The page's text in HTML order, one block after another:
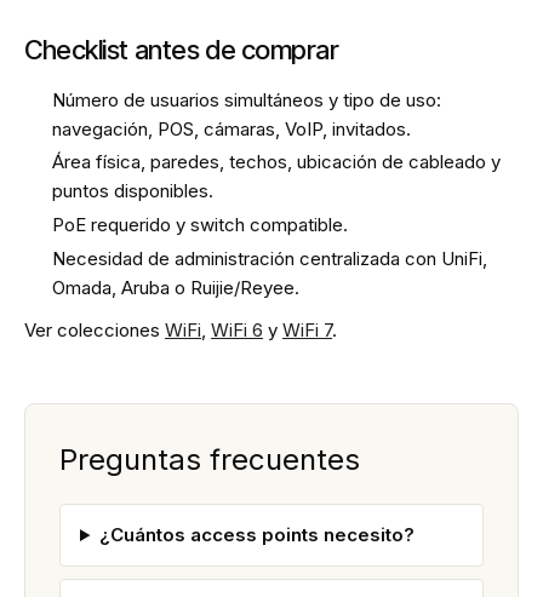
Checklist antes de comprar
Número de usuarios simultáneos y tipo de uso:
navegación, POS, cámaras, VoIP, invitados.
Área física, paredes, techos, ubicación de cableado y
puntos disponibles.
PoE requerido y switch compatible.
Necesidad de administración centralizada con UniFi,
Omada, Aruba o Ruijie/Reyee.
Ver colecciones WiFi, WiFi 6 y WiFi 7.
Preguntas frecuentes
¿Cuántos access points necesito?